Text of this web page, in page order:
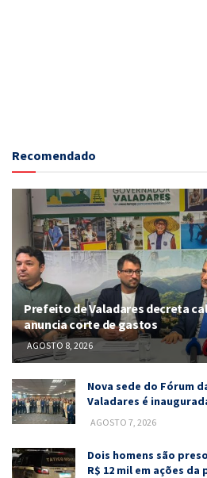
Recomendado
Prefeito de Valadares decreta
anuncia corte de gastos
AGOSTO 8, 2026
Nova sede do Fórum
Valadares é
AGOSTO 7, 2026
Dois homens são
R$ 12 mil em ações